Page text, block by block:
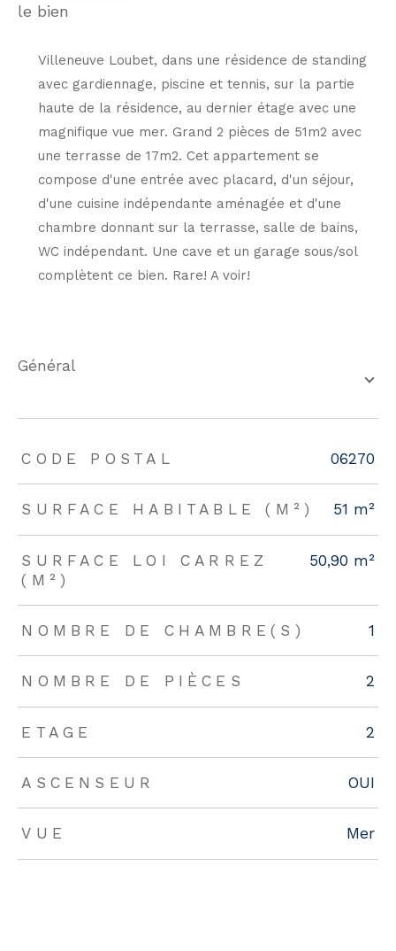
le bien
Villeneuve Loubet, dans une résidence de standing
avec gardiennage, piscine et tennis, sur la partie
haute de la résidence, au dernier étage avec une
magnifique vue mer. Grand 2 pièces de 51m2 avec
une terrasse de 17m2. Cet appartement se
compose d'une entrée avec placard, d'un séjour,
d'une cuisine indépendante aménagée et d'une
chambre donnant sur la terrasse, salle de bains,
WC indépendant. Une cave et un garage sous/sol
complètent ce bien. Rare! A voir!
général
TRAD_ZEPHYR_Caracteristique TRAD_ZEPHYR_Valeurs
CODE POSTAL 06270
SURFACE HABITABLE (M²) 51 m²
SURFACE LOI CARREZ
(M²)
50,90 m²
NOMBRE DE CHAMBRE(S) 1
NOMBRE DE PIÈCES 2
ETAGE 2
ASCENSEUR OUI
VUE Mer